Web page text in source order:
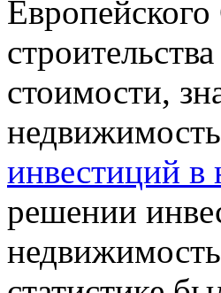
стоимости,
инвестиций в
решении